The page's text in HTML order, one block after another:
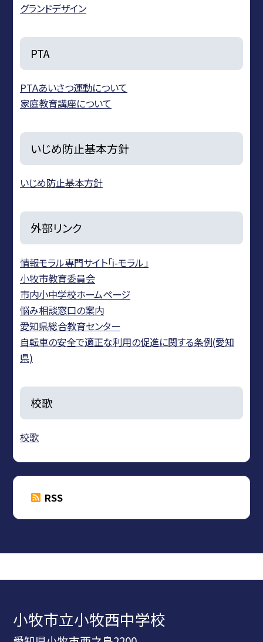
グランドデザイン
PTA
PTAあいさつ運動について
家庭教育講座について
いじめ防止基本方針
いじめ防止基本方針
外部リンク
情報モラル専門サイト「i-モラル」
小牧市教育委員会
市内小中学校ホームページ
悩み相談窓口の案内
愛知県総合教育センター
自転車の安全で適正な利用の促進に関する条例(愛知
県)
校歌
校歌
RSS
小牧市立小牧西中学校